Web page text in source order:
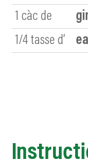
1 càc de
1/4 tasse d’